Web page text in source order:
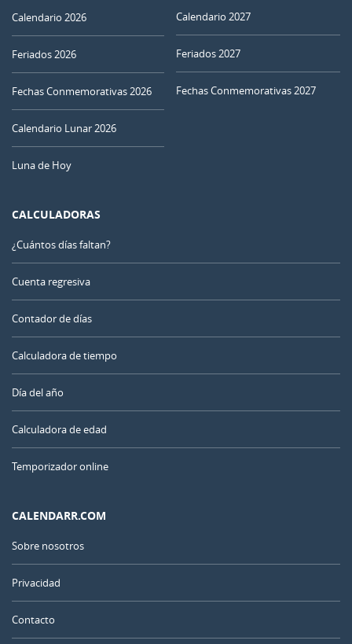
Calendario 2026
Feriados 2026
Fechas Conmemorativas 2026
Calendario Lunar 2026
Luna de Hoy
Calendario 2027
Feriados 2027
Fechas Conmemorativas 2027
CALCULADORAS
¿Cuántos días faltan?
Cuenta regresiva
Contador de días
Calculadora de tiempo
Día del año
Calculadora de edad
Temporizador online
CALENDARR.COM
Sobre nosotros
Privacidad
Contacto